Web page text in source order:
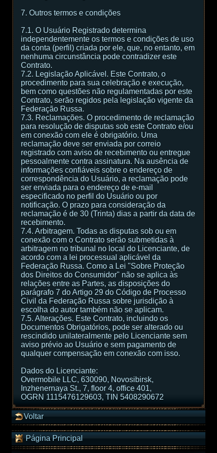
7. Outros termos e condições
7.1. O Usuário Registrado determina
independentemente os termos e condições de uso
da conta (perfil) criada por ele, que, no entanto, em
nenhuma circunstância pode contradizer este
Contrato.
7.2. Legislação Aplicável. Este Contrato, o
procedimento para sua celebração e execução,
bem como questões não regulamentadas por este
Contrato, serão regidos pela legislação vigente da
Federação Russa.
7.3. Reclamações. O procedimento de reclamação
para resolução de disputas sob este Contrato e/ou
em conexão com ele é obrigatório. Uma
reclamação deve ser enviada por correio
registrado com aviso de recebimento ou entregue
pessoalmente contra assinatura. Na ausência de
informações confiáveis sobre o endereço de
correspondência do Usuário, a reclamação pode
ser enviada para o endereço de e-mail
especificado no perfil do Usuário ou por
notificação. O prazo para consideração da
reclamação é de 30 (Trinta) dias a partir da data de
recebimento.
7.4. Arbitragem. Todas as disputas sob ou em
conexão com o Contrato serão submetidas à
arbitragem no tribunal no local do Licenciante, de
acordo com a lei processual aplicável da
Federação Russa. Como a Lei "Sobre Proteção
dos Direitos do Consumidor" não se aplica às
relações entre as Partes, as disposições do
parágrafo 7 do Artigo 29 do Código de Processo
Civil da Federação Russa sobre jurisdição à
escolha do autor também não se aplicam.
7.5. Alterações. Este Contrato, incluindo os
Documentos Obrigatórios, pode ser alterado ou
rescindido unilateralmente pelo Licenciante sem
aviso prévio ao Usuário e sem pagamento de
qualquer compensação em conexão com isso.
Dados do Licenciante:
Overmobile LLC, 630090, Novosibirsk,
Inzhenernaya St., 7, floor 4, office 401,
OGRN 1115476129603, TIN 5408290672
Voltar
Página Principal